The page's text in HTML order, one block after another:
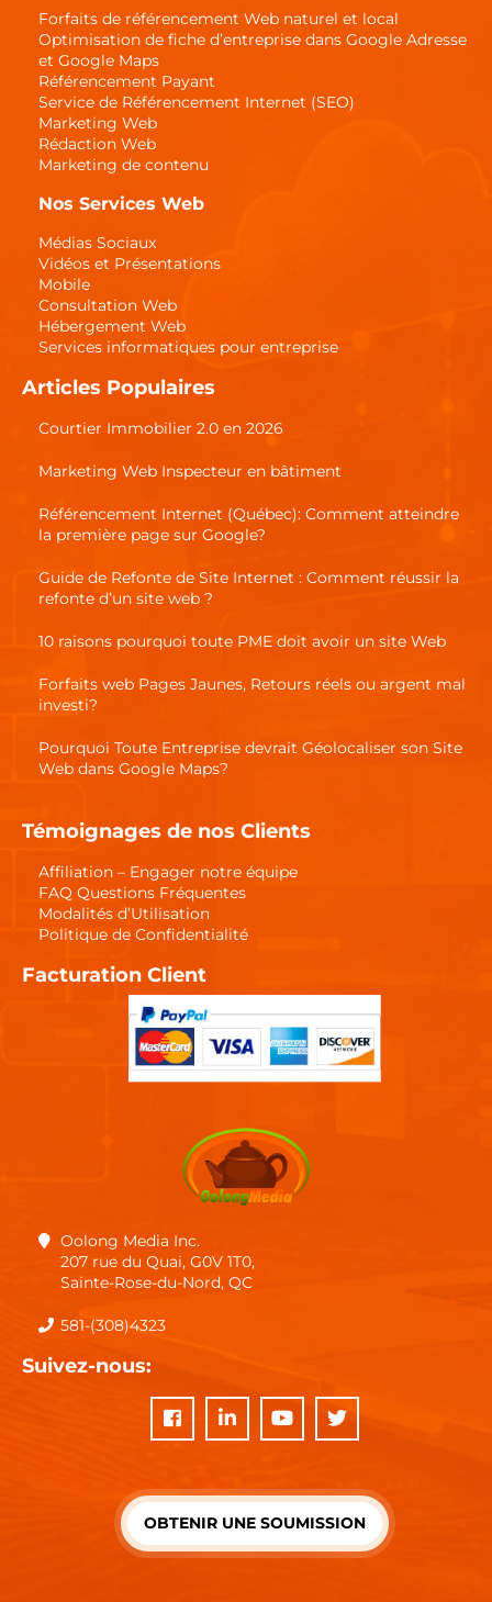
Forfaits de référencement Web naturel et local
Optimisation de fiche d’entreprise dans Google Adresse
et Google Maps
Référencement Payant
Service de Référencement Internet (SEO)
Marketing Web
Rédaction Web
Marketing de contenu
Nos Services Web
Médias Sociaux
Vidéos et Présentations
Mobile
Consultation Web
Hébergement Web
Services informatiques pour entreprise
Articles Populaires
Courtier Immobilier 2.0 en 2026
Marketing Web Inspecteur en bâtiment
Référencement Internet (Québec): Comment atteindre
la première page sur Google?
Guide de Refonte de Site Internet : Comment réussir la
refonte d’un site web ?
10 raisons pourquoi toute PME doit avoir un site Web
Forfaits web Pages Jaunes, Retours réels ou argent mal
investi?
Pourquoi Toute Entreprise devrait Géolocaliser son Site
Web dans Google Maps?
Témoignages de nos Clients
Affiliation – Engager notre équipe
FAQ Questions Fréquentes
Modalités d’Utilisation
Politique de Confidentialité
Facturation Client
Oolong Media Inc.
207 rue du Quai, G0V 1T0,
Sainte-Rose-du-Nord, QC
581-(308)4323
Suivez-nous:
OBTENIR UNE SOUMISSION